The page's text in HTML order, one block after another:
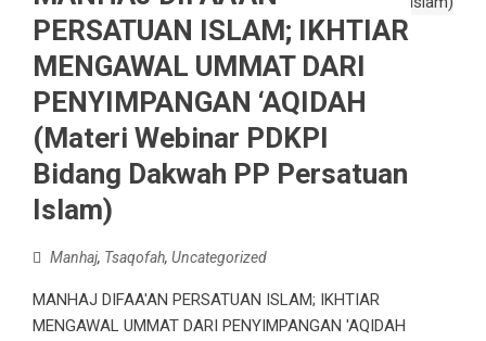
PERSATUAN ISLAM; IKHTIAR
MENGAWAL UMMAT DARI
PENYIMPANGAN ‘AQIDAH
(Materi Webinar PDKPI
Bidang Dakwah PP Persatuan
Islam)
Manhaj, Tsaqofah, Uncategorized
MANHAJ DIFAA'AN PERSATUAN ISLAM; IKHTIAR
MENGAWAL UMMAT DARI PENYIMPANGAN 'AQIDAH